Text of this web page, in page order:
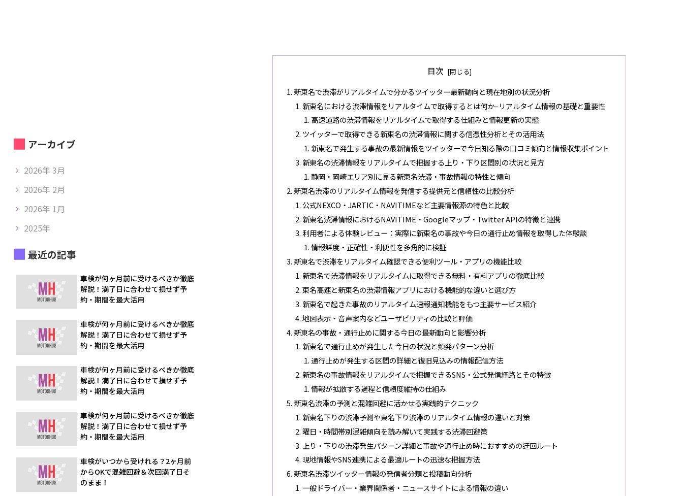
目次
新東名で渋滞がリアルタイムで分かるツイッター最新動向と現在地別の状況分析
新東名における渋滞情報をリアルタイムで取得するとは何か–リアルタイム情報の基礎と重要性
高速道路の渋滞情報をリアルタイムで取得する仕組みと情報更新の実態
ツイッターで取得できる新東名の渋滞情報に関する信憑性分析とその活用法
新東名で発生する事故の最新情報をツイッターで今日知る際の口コミ傾向と情報収集ポイント
新東名の渋滞情報をリアルタイムで把握する上り・下り区間別の状況と見方
静岡・岡崎エリア別に見る新東名渋滞・事故情報の特性と傾向
新東名渋滞のリアルタイム情報を発信する提供元と信頼性の比較分析
公式NEXCO・JARTIC・NAVITIMEなど主要情報源の特色と比較
新東名渋滞情報におけるNAVITIME・Googleマップ・Twitter APIの特徴と連携
利用者による体験レビュー：実際に新東名の事故や今日の通行止め情報を取得した体験談
情報鮮度・正確性・利便性を多角的に検証
新東名で渋滞をリアルタイム確認できる便利ツール・アプリの機能比較
新東名で渋滞情報をリアルタイムに取得できる無料・有料アプリの徹底比較
東名高速と新東名の渋滞情報アプリにおける機能的な違いと選び方
新東名で起きた事故のリアルタイム速報通知機能をもつ主要サービス紹介
地図表示・音声案内などユーザビリティの比較と評価
新東名の事故・通行止めに関する今日の最新動向と影響分析
新東名で通行止めが発生した今日の状況と頻発パターン分析
通行止めが発生する区間の詳細と復旧見込みの情報配信方法
新東名の事故情報をリアルタイムで把握できるSNS・公式発信経路とその特徴
情報が拡散する過程と信頼度維持の仕組み
新東名渋滞の予測と混雑回避に活かせる実践的テクニック
新東名下りの渋滞予測や東名下り渋滞のリアルタイム情報の違いと対策
曜日・時間帯別混雑傾向を読み解いて実践する渋滞回避策
上り・下りの渋滞発生パターン詳細と事故や通行止め時におすすめの迂回ルート
現地情報やSNS連携による最適ルートの迅速な把握方法
新東名渋滞ツイッター情報の発信者分類と投稿動向分析
一般ドライバー・業界関係者・ニュースサイトによる情報の違い
アーカイブ
2026年 3月
2026年 2月
2026年 1月
2025年
最近の記事
車検が何ヶ月前に受けるべきか徹底
解説！満了日に合わせて損せず予
約・期間を最大活用
車検が何ヶ月前に受けるべきか徹底
解説！満了日に合わせて損せず予
約・期間を最大活用
車検が何ヶ月前に受けるべきか徹底
解説！満了日に合わせて損せず予
約・期間を最大活用
車検が何ヶ月前に受けるべきか徹底
解説！満了日に合わせて損せず予
約・期間を最大活用
車検がいつから受けれる？2ヶ月前
からOKで混雑回避＆次回満了日そ
のまま！